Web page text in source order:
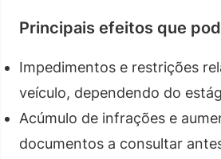
Principais efeitos que
Impedimentos e restrições
veículo, dependendo do
Acúmulo de infrações e
documentos a consultar